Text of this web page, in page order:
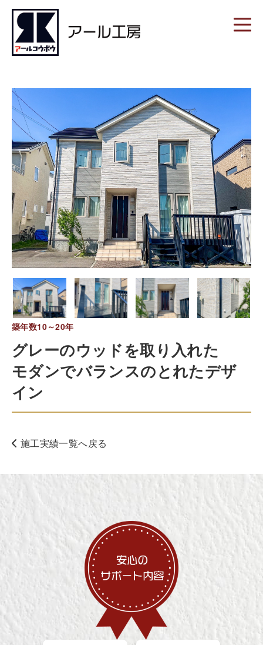
築年数10～20年
グレーのウッドを取り入れた
モダンでバランスのとれたデザ
イン
施工実績一覧へ戻る